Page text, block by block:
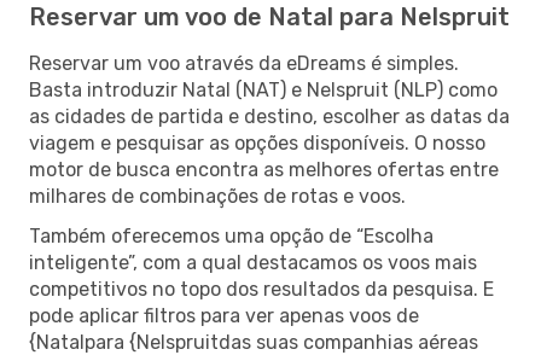
Reservar um voo de Natal para Nelspruit
Reservar um voo através da eDreams é simples.
Basta introduzir Natal (NAT) e Nelspruit (NLP) como
as cidades de partida e destino, escolher as datas da
viagem e pesquisar as opções disponíveis. O nosso
motor de busca encontra as melhores ofertas entre
milhares de combinações de rotas e voos.
Também oferecemos uma opção de “Escolha
inteligente”, com a qual destacamos os voos mais
competitivos no topo dos resultados da pesquisa. E
pode aplicar filtros para ver apenas voos de
{Natalpara {Nelspruitdas suas companhias aéreas